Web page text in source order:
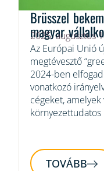
Brüsszel
magyar
2025. augusztus
Az Európai Unió
megtévesztő
2024-ben
vonatkozó
cégeket,
környezettudatos
TOVÁBB